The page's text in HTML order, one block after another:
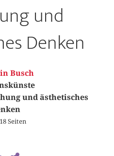
und
Denken
Busch
und ästhetisches
Seiten